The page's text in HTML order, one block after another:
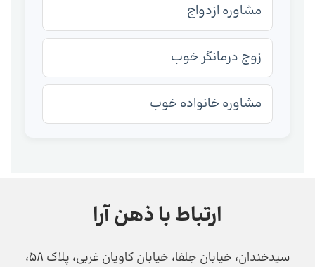
مشاوره ازدواج
زوج درمانگر خوب
مشاوره خانواده خوب
ارتباط با ذهن آرا
سیدخندان، خیابان جلفا، خیابان کاویان غربی، پلاک 58،